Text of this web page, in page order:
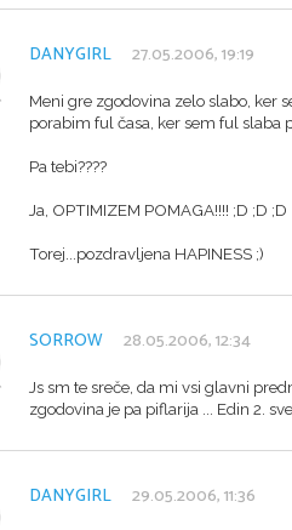
DANYGIRL 27.05.2006, 19:19
Meni gre zgodovina zelo slabo, ker
porabim ful časa, ker sem ful slaba
Pa tebi????
Ja, OPTIMIZEM POMAGA!!!! ;D ;D ;D
Torej...pozdravljena HAPINESS ;)
SORROW 28.05.2006, 12:34
Js sm te sreče, da mi vsi glavni
zgodovina je pa piflarija ... Edin 2.
DANYGIRL 29.05.2006, 11:36